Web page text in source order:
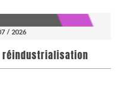
/ 2026
réindustrialisation